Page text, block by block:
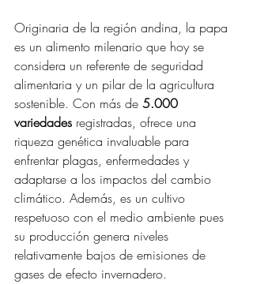
Originaria de la región andina, la papa
es un alimento milenario que hoy se
considera un referente de seguridad
alimentaria y un pilar de la agricultura
sostenible. Con más de 5.000
variedades registradas, ofrece una
riqueza genética invaluable para
enfrentar plagas, enfermedades y
adaptarse a los impactos del cambio
climático. Además, es un cultivo
respetuoso con el medio ambiente pues
su producción genera niveles
relativamente bajos de emisiones de
gases de efecto invernadero.